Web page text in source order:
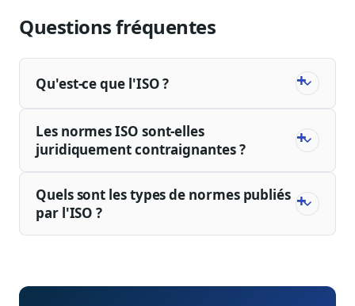
Questions fréquentes
Qu'est-ce que l'ISO ?
Les normes ISO sont-elles
juridiquement contraignantes ?
Quels sont les types de normes publiés
par l'ISO ?